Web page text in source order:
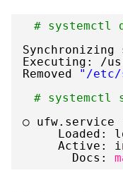
# systemctl
Executing:
/
Removed
"/etc/
# systemctl
○ ufw.service
Loaded:
Active:
Docs: